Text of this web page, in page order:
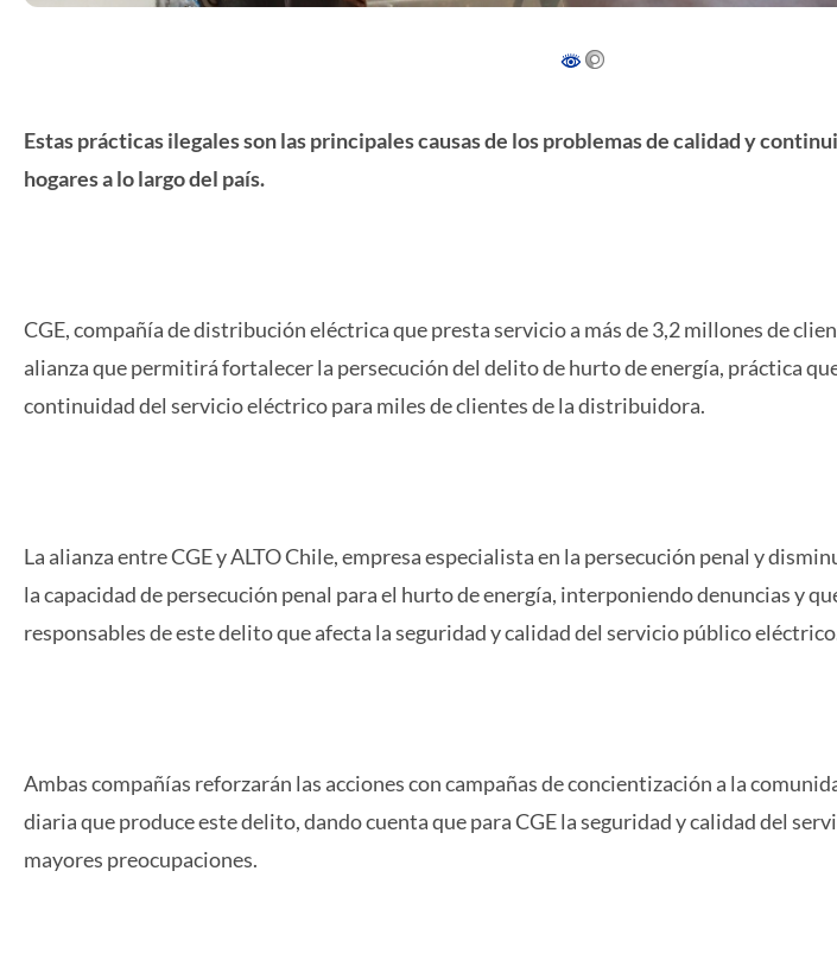
Estas prácticas ilegales son las principales causas de los problemas de calidad y
hogares a lo largo del país.
CGE, compañía de distribución eléctrica que presta servicio a más de 3,2 millones de
alianza que permitirá fortalecer la persecución del delito de hurto de energía, práctica
continuidad del servicio eléctrico para miles de clientes de la distribuidora.
La alianza entre CGE y ALTO Chile, empresa especialista en la persecución penal y
la capacidad de persecución penal para el hurto de energía, interponiendo denuncias y
responsables de este delito que afecta la seguridad y calidad del servicio público
Ambas compañías reforzarán las acciones con campañas de concientización a la
diaria que produce este delito, dando cuenta que para CGE la seguridad y calidad del
mayores preocupaciones.